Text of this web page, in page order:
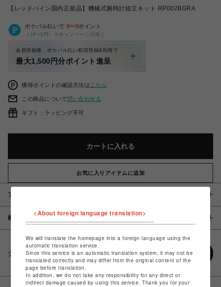
【レッドパイン国内正規品】機械式腕時計組立キット RP002BGRA
ポケパル払いで 0〜0ポイント
（1P=1円）※キャンペーン分除く
会員登録後、ポケパル払い初回登録&利用で
最大1,500円分ポイント進呈
獲得ポイントの確認方法は こちら
この商品について問い合わせる
ギフト：ラッピング不可
カートに入れる
お気に入りアイテムに追加
アイテム説明 / 素材
概要
シェアする
<About foreign language translation>
We will translate the homepage into a foreign language using the
automatic translation service.
Since this service is an automatic translation system, it may not be
translated correctly and may differ from the original content of the
page before translation.
In addition, we do not take any responsibility for any direct or
indirect damage caused by using this service. Thank you for your